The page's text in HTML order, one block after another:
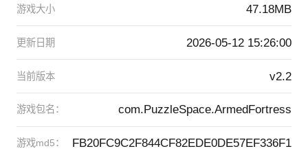
游戏大小 47.18MB
更新日期 2026-05-12 15:26:00
当前版本 v2.2
游戏包名： com.PuzzleSpace.ArmedFortress
游戏md5： FB20FC9C2F844CF82EDE0DE57EF336F1